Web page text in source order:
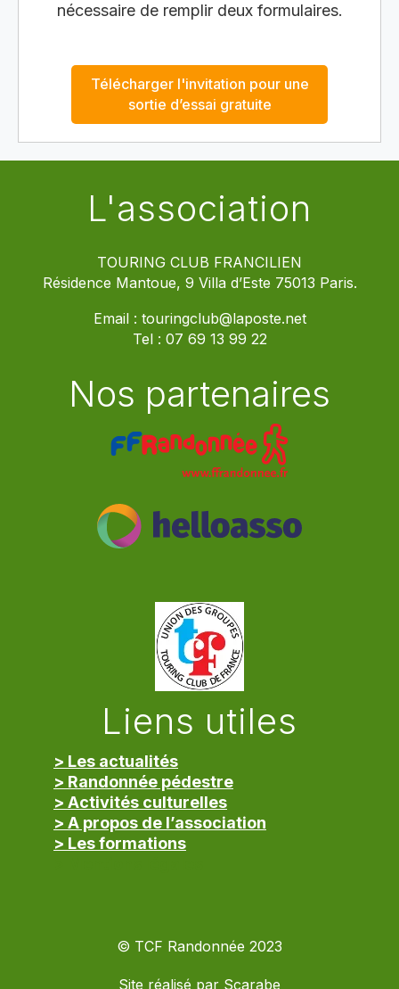
nécessaire de remplir deux formulaires.
Télécharger l'invitation pour une
sortie d’essai gratuite
L'association
TOURING CLUB FRANCILIEN
Résidence Mantoue, 9 Villa d’Este 75013 Paris.
Email : touringclub@laposte.net
Tel : 07 69 13 99 22
Nos partenaires
Liens utiles
> Les actualités
> Randonnée pédestre
> Activités culturelles
> A propos de l’association
> Les formations
© TCF Randonnée 2023
Site réalisé par Scarabe